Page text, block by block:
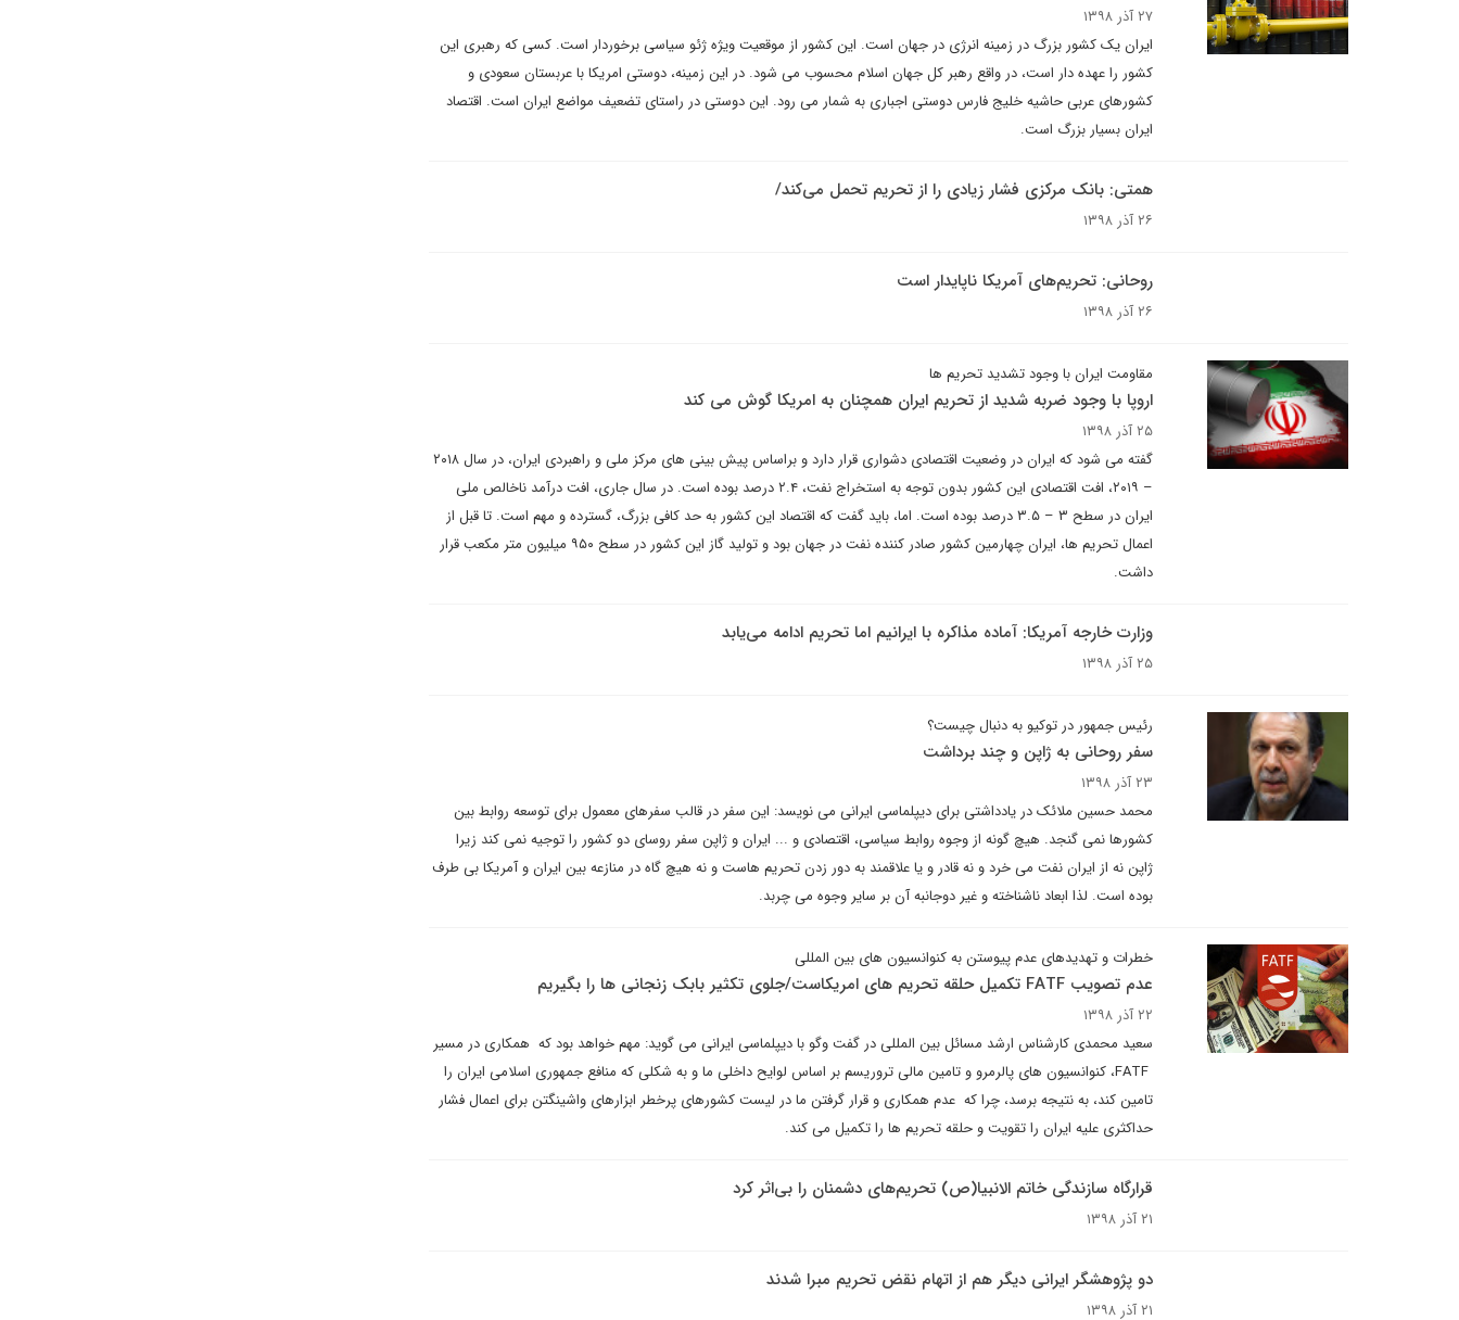
۲۷ آذر ۱۳۹۸
ایران یک کشور بزرگ در زمینه انرژی در جهان است. این کشور از موقعیت ویژه ژئو سیاسی برخوردار است. کسی که رهبری این
کشور را عهده دار است، در واقع رهبر کل جهان اسلام محسوب می شود. در این زمینه، دوستی امریکا با عربستان سعودی و
کشورهای عربی حاشیه خلیج فارس دوستی اجباری به شمار می رود. این دوستی در راستای تضعیف مواضع ایران است. اقتصاد
ایران بسیار بزرگ است.
همتی: بانک مرکزی فشار زیادی را از تحریم تحمل می‌کند/
۲۶ آذر ۱۳۹۸
روحانی: تحریم‌های آمریکا ناپایدار است
۲۶ آذر ۱۳۹۸
مقاومت ایران با وجود تشدید تحریم ها
اروپا با وجود ضربه شدید از تحریم ایران همچنان به امریکا گوش می کند
۲۵ آذر ۱۳۹۸
گفته می شود که ایران در وضعیت اقتصادی دشواری قرار دارد و براساس پیش بینی های مرکز ملی و راهبردی ایران، در سال ۲۰۱۸
– ۲۰۱۹، افت اقتصادی این کشور بدون توجه به استخراج نفت، ۲.۴ درصد بوده است. در سال جاری، افت درآمد ناخالص ملی
ایران در سطح ۳ – ۳.۵ درصد بوده است. اما، باید گفت که اقتصاد این کشور به حد کافی بزرگ، گسترده و مهم است. تا قبل از
اعمال تحریم ها، ایران چهارمین کشور صادر کننده نفت در جهان بود و تولید گاز این کشور در سطح ۹۵۰ میلیون متر مکعب قرار
داشت.
وزارت خارجه آمریکا: آماده مذاکره با ایرانیم اما تحریم ادامه می‌یابد
۲۵ آذر ۱۳۹۸
رئیس جمهور در توکیو به دنبال چیست؟
سفر روحانی به ژاپن و چند برداشت
۲۳ آذر ۱۳۹۸
محمد حسین ملائک در یادداشتی برای دیپلماسی ایرانی می نویسد: این سفر در قالب سفرهای معمول برای توسعه روابط بین
کشورها نمی گنجد. هیچ گونه از وجوه روابط سیاسی، اقتصادی و ... ایران و ژاپن سفر روسای دو کشور را توجیه نمی کند زیرا
ژاپن نه از ایران نفت می خرد و نه قادر و یا علاقمند به دور زدن تحریم هاست و نه هیچ گاه در منازعه بین ایران و آمریکا بی طرف
بوده است. لذا ابعاد ناشناخته و غیر دوجانبه آن بر سایر وجوه می چربد.
خطرات و تهدیدهای عدم پیوستن به کنوانسیون های بین المللی
عدم تصویب FATF تکمیل حلقه تحریم های امریکاست/جلوی تکثیر بابک زنجانی ها را بگیریم
۲۲ آذر ۱۳۹۸
سعید محمدی کارشناس ارشد مسائل بین المللی در گفت وگو با دیپلماسی ایرانی می گوید: مهم خواهد بود که همکاری در مسیر
FATF، کنوانسیون های پالرمرو و تامین مالی تروریسم بر اساس لوایح داخلی ما و به شکلی که منافع جمهوری اسلامی ایران را
تامین کند، به نتیجه برسد، چرا که عدم همکاری و قرار گرفتن ما در لیست کشورهای پرخطر ابزارهای واشینگتن برای اعمال فشار
حداکثری علیه ایران را تقویت و حلقه تحریم ها را تکمیل می کند.
قرارگاه سازندگی خاتم الانبیا(ص) تحریم‌های دشمنان را بی‌اثر کرد
۲۱ آذر ۱۳۹۸
دو پژوهشگر ایرانی دیگر هم از اتهام نقض تحریم مبرا شدند
۲۱ آذر ۱۳۹۸